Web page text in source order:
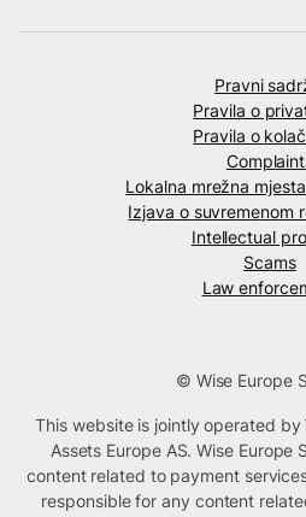
Pravni
Pravila o
Pravila o
Lokalna mrežna
Izjava o suvremenom
Intellectual
Scams
Law
© Wise Europe
This website is jointly operated by
Assets Europe AS. Wise Europe
content related to payment
responsible for any content